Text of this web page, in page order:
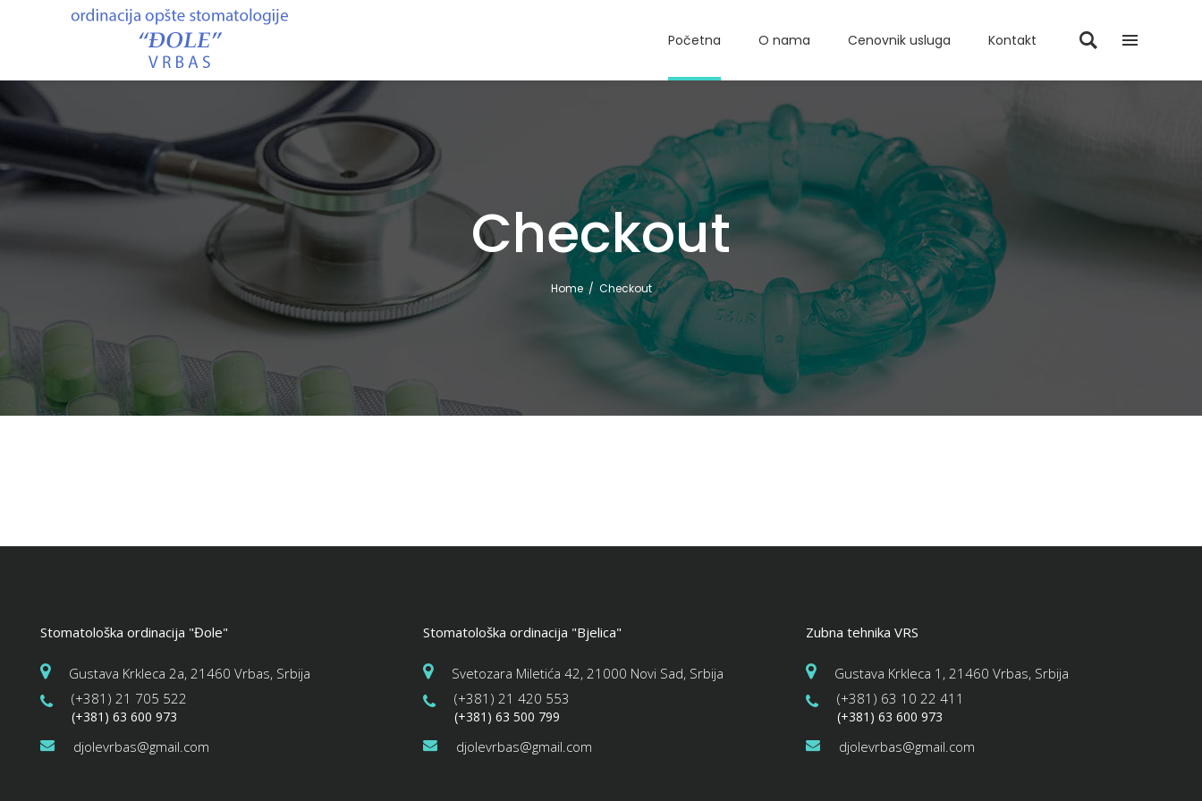
Početna O nama Cenovnik usluga Kontakt
Checkout
Home/ Checkout
Stomatološka ordinacija "Đole"
Gustava Krkleca 2a, 21460 Vrbas, Srbija
(+381) 21 705 522
(+381) 63 600 973
djolevrbas@gmail.com
Stomatološka ordinacija "Bjelica"
Svetozara Miletića 42, 21000 Novi Sad, Srbija
(+381) 21 420 553
(+381) 63 500 799
djolevrbas@gmail.com
Zubna tehnika VRS
Gustava Krkleca 1, 21460 Vrbas, Srbija
(+381) 63 10 22 411
(+381) 63 600 973
djolevrbas@gmail.com